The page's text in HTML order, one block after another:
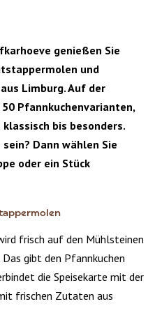
genießen Sie
und
Limburg. Auf der
Pfannkuchenvarianten,
bis besonders.
Dann wählen Sie
oder ein Stück
frisch auf den Mühlsteinen
gibt den Pfannkuchen
die Speisekarte mit der
frischen Zutaten aus